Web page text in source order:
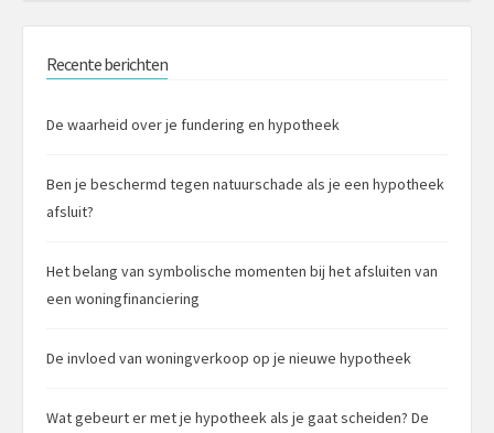
Recente berichten
De waarheid over je fundering en hypotheek
Ben je beschermd tegen natuurschade als je een hypotheek
afsluit?
Het belang van symbolische momenten bij het afsluiten van
een woningfinanciering
De invloed van woningverkoop op je nieuwe hypotheek
Wat gebeurt er met je hypotheek als je gaat scheiden? De